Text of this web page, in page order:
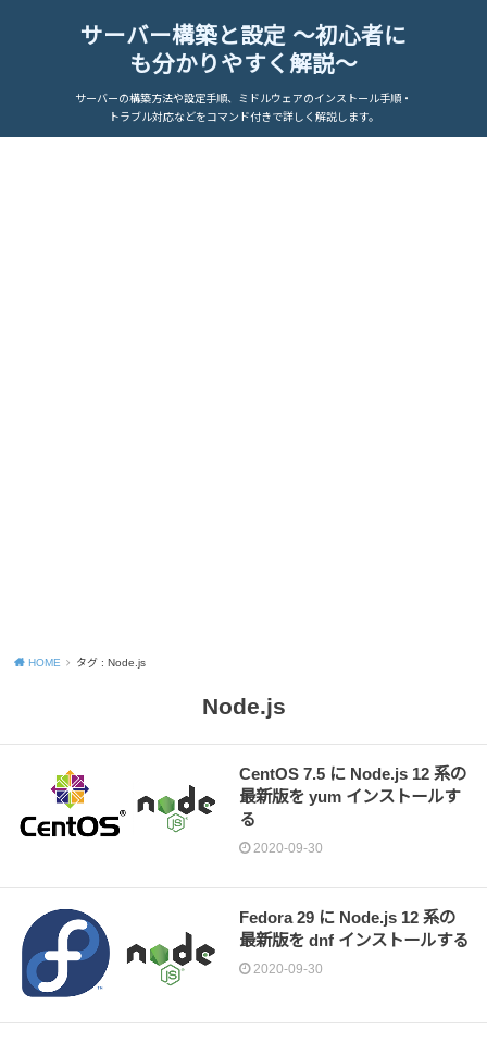
サーバー構築と設定 ～初心者に
も分かりやすく解説～
サーバーの構築方法や設定手順、ミドルウェアのインストール手順・
トラブル対応などをコマンド付きで詳しく解説します。
HOME タグ : Node.js
Node.js
CentOS 7.5 に Node.js 12 系の
最新版を yum インストールす
る
2020-09-30
Fedora 29 に Node.js 12 系の
最新版を dnf インストールする
2020-09-30